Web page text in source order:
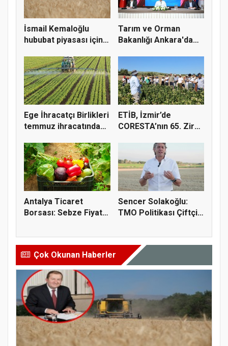
İsmail Kemaloğlu
hububat piyasası için 4
Tarım ve Orman
Bakanlığı Ankara'da
Ege İhracatçı Birlikleri
temmuz ihracatında
ETİB, İzmir’de
CORESTA’nın 65. Zirai
Antalya Ticaret
Borsası: Sebze Fiyat
Sencer Solakoğlu:
TMO Politikası Çiftçiyi
Çok Okunan Haberler